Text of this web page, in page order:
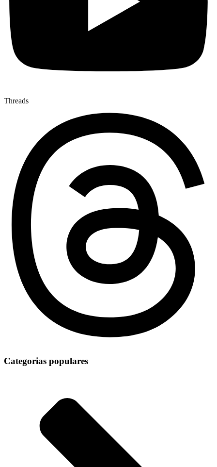
Threads
Categorias populares